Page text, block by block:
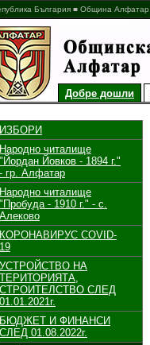
България ■ Община Алфатар
Добре дошли
ИЗБОРИ
Народно читалище
"Йордан Йовков - 1894 г."
- гр. Алфатар
Народно читалище
"Пробуда - 1910 г." - с.
Алеково
КОРОНАВИРУС COVID-
19
УСТРОЙСТВО НА
ТЕРИТОРИЯТА,
СТРОИТЕЛСТВО СЛЕД
01.01.2021г.
БЮДЖЕТ И ФИНАНСИ
СЛЕД 01.08.2022г.